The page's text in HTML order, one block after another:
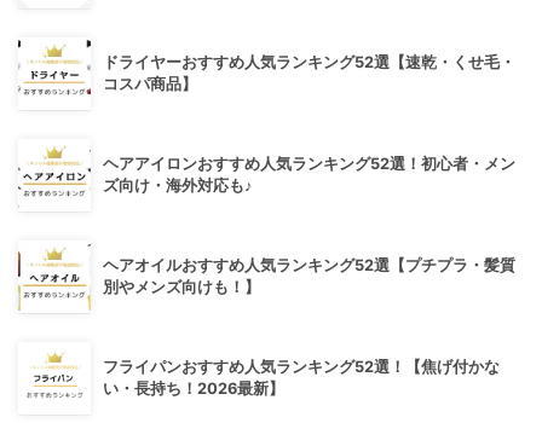
ドライヤーおすすめ人気ランキング52選【速乾・くせ毛・
コスパ商品】
ヘアアイロンおすすめ人気ランキング52選！初心者・メン
ズ向け・海外対応も♪
ヘアオイルおすすめ人気ランキング52選【プチプラ・髪質
別やメンズ向けも！】
フライパンおすすめ人気ランキング52選！【焦げ付かな
い・長持ち！2026最新】